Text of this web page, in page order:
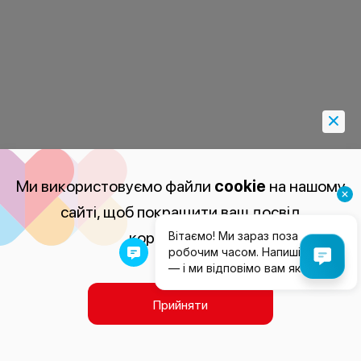
Ми використовуємо файли cookie на нашому
сайті, щоб покращити ваш досвід
користування.
Прийняти